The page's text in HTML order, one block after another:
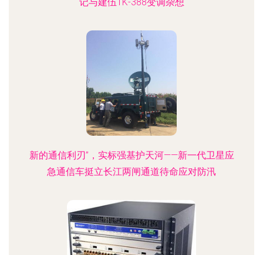
新的通信利刃”，实标强基护天河——新一代卫星应
急通信车挺立长江两闸通道待命应对防汛